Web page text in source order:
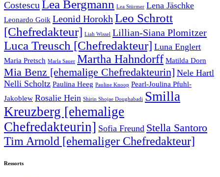
Costescu Lea Bergmann Lea Stürmer Lena Jäschke
Leonardo Goik Leonid Horokh Leo Schrott
[Chefredakteur] Liah Wissel Lillian-Siana Plomitzer
Luca Treusch [Chefredakteur] Luna Englert
Maria Pretsch Marla Sauer Martha Hahndorff Matilda Dorn
Mia Benz [ehemalige Chefredakteurin] Nele Hartl
Nelli Scholtz Paulina Heeg Pauline Knoop Pearl-Joulina Pfuhl-
Jakoblew Rosalie Hein Shirin Shojae Doughabadi Smilla
Kreuzberg [ehemalige
Chefredakteurin] Sofia Freund Stella Santoro
Tim Arnold [ehemaliger Chefredakteur]
Ressorts